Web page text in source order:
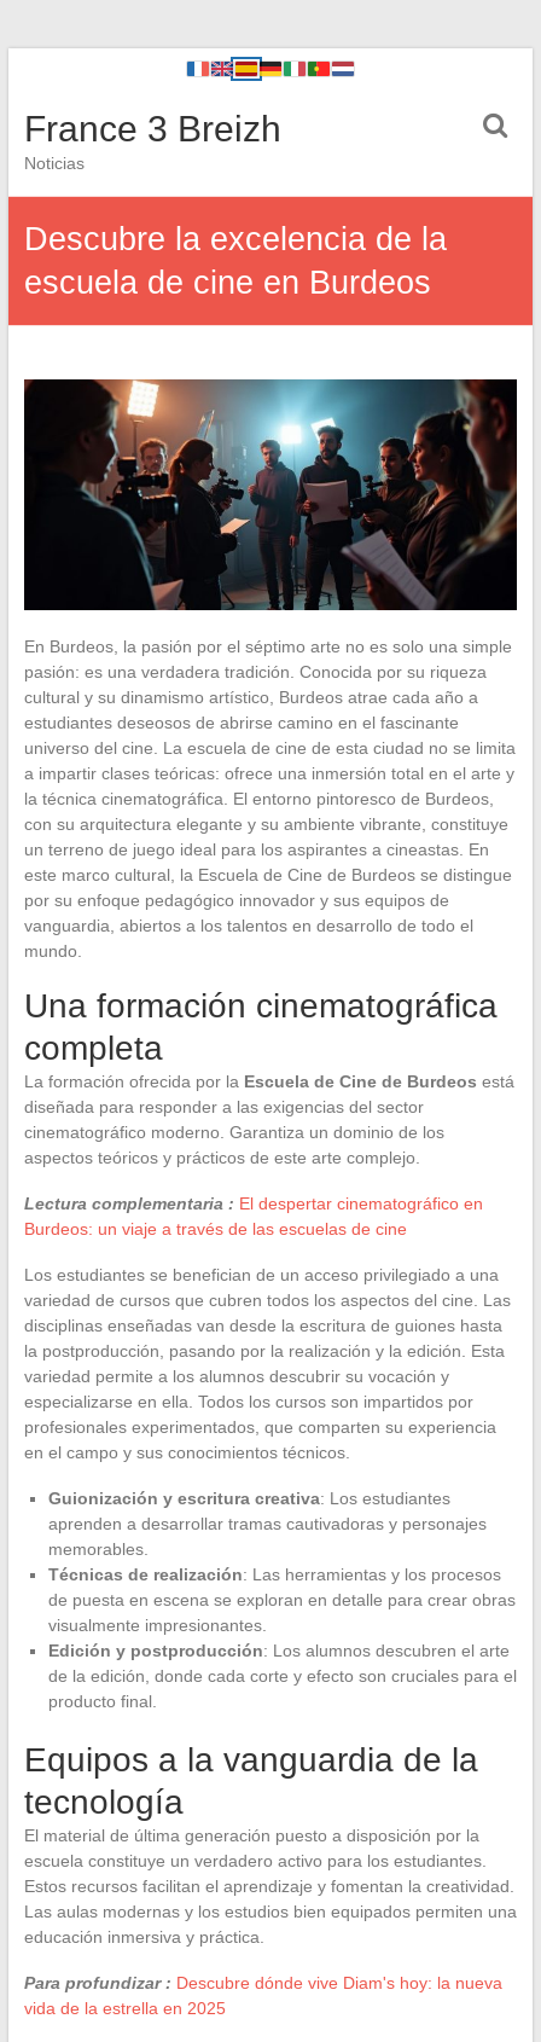
France 3 Breizh
Noticias
Descubre la excelencia de la
escuela de cine en Burdeos
En Burdeos, la pasión por el séptimo arte no es solo una simple
pasión: es una verdadera tradición. Conocida por su riqueza
cultural y su dinamismo artístico, Burdeos atrae cada año a
estudiantes deseosos de abrirse camino en el fascinante
universo del cine. La escuela de cine de esta ciudad no se limita
a impartir clases teóricas: ofrece una inmersión total en el arte y
la técnica cinematográfica. El entorno pintoresco de Burdeos,
con su arquitectura elegante y su ambiente vibrante, constituye
un terreno de juego ideal para los aspirantes a cineastas. En
este marco cultural, la Escuela de Cine de Burdeos se distingue
por su enfoque pedagógico innovador y sus equipos de
vanguardia, abiertos a los talentos en desarrollo de todo el
mundo.
Una formación cinematográfica
completa
La formación ofrecida por la Escuela de Cine de Burdeos está
diseñada para responder a las exigencias del sector
cinematográfico moderno. Garantiza un dominio de los
aspectos teóricos y prácticos de este arte complejo.
Lectura complementaria : El despertar cinematográfico en
Burdeos: un viaje a través de las escuelas de cine
Los estudiantes se benefician de un acceso privilegiado a una
variedad de cursos que cubren todos los aspectos del cine. Las
disciplinas enseñadas van desde la escritura de guiones hasta
la postproducción, pasando por la realización y la edición. Esta
variedad permite a los alumnos descubrir su vocación y
especializarse en ella. Todos los cursos son impartidos por
profesionales experimentados, que comparten su experiencia
en el campo y sus conocimientos técnicos.
Guionización y escritura creativa: Los estudiantes
aprenden a desarrollar tramas cautivadoras y personajes
memorables.
Técnicas de realización: Las herramientas y los procesos
de puesta en escena se exploran en detalle para crear obras
visualmente impresionantes.
Edición y postproducción: Los alumnos descubren el arte
de la edición, donde cada corte y efecto son cruciales para el
producto final.
Equipos a la vanguardia de la
tecnología
El material de última generación puesto a disposición por la
escuela constituye un verdadero activo para los estudiantes.
Estos recursos facilitan el aprendizaje y fomentan la creatividad.
Las aulas modernas y los estudios bien equipados permiten una
educación inmersiva y práctica.
Para profundizar : Descubre dónde vive Diam's hoy: la nueva
vida de la estrella en 2025